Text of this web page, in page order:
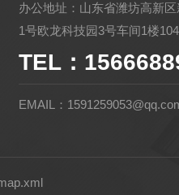
办公地址：山东省潍坊高新
1号欧龙科技园3号车间1楼104
TEL：
EMAIL：